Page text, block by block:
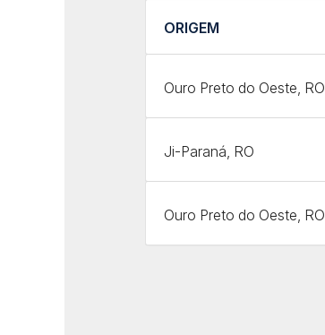
ORIGEM
Ouro Preto do Oeste, RO
Ji-Paraná, RO
Ouro Preto do Oeste, RO